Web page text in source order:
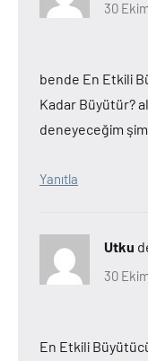
30
bende En Etkili
Kadar Büyütür?
deneyeceğim
Yanıtla
Utku
30
En Etkili